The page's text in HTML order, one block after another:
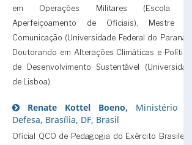
em Operações Militares (Escola de
Aperfeiçoamento de Oficiais), Mestre em
Comunicação (Universidade Federal do Paraná) e
Doutorando em Alterações Climáticas e Políticas
de Desenvolvimento Sustentável (Universidade
de Lisboa).
Renate Kottel Boeno, Ministério da
Defesa, Brasília, DF, Brasil
Oficial QCO de Pedagogia do Exército Brasileiro,